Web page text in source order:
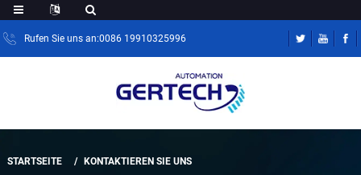
Rufen Sie uns an:0086 19910325996
STARTSEITE KONTAKTIEREN SIE UNS